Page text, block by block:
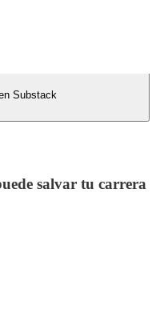
Substack
salvar tu carrera